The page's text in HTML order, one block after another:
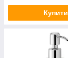
Купити